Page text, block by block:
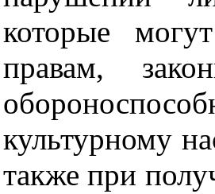
которые
правам,
культурному
также при